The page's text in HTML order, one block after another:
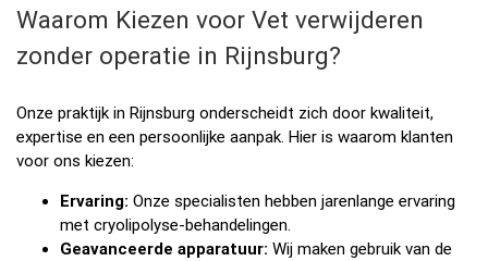
Waarom Kiezen voor Vet verwijderen
zonder operatie in Rijnsburg?
Onze praktijk in Rijnsburg onderscheidt zich door kwaliteit,
expertise en een persoonlijke aanpak. Hier is waarom klanten
voor ons kiezen:
Ervaring: Onze specialisten hebben jarenlange ervaring
met cryolipolyse-behandelingen.
Geavanceerde apparatuur: Wij maken gebruik van de